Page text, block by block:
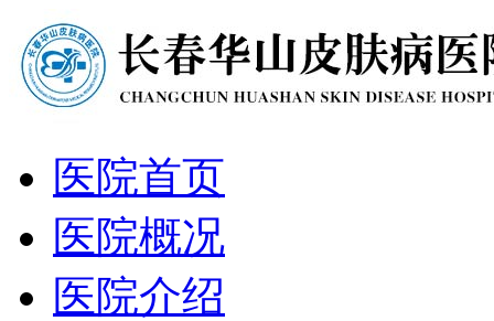
医院首页
医院概况
医院介绍